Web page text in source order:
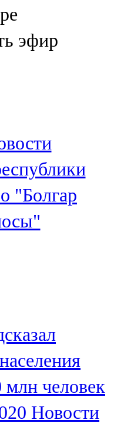
эфир
"Болгар
млн человек
Новости